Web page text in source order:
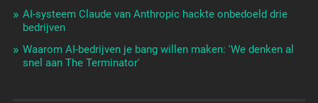
AI-systeem Claude van Anthropic hackte onbedoeld drie
bedrijven
Waarom AI-bedrijven je bang willen maken: 'We denken al
snel aan The Terminator'